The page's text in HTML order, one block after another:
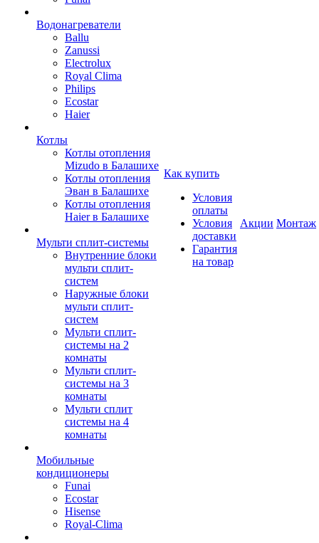
Водонагреватели
Ballu
Zanussi
Electrolux
Royal Clima
Philips
Ecostar
Haier
Котлы
Котлы отопления
Mizudo в Балашихе
Котлы отопления
Эван в Балашихе
Котлы отопления
Haier в Балашихе
Мульти сплит-системы
Внутренние блоки
мульти сплит-
систем
Наружные блоки
мульти сплит-
систем
Мульти сплит-
системы на 2
комнаты
Мульти сплит-
системы на 3
комнаты
Мульти сплит
системы на 4
комнаты
Мобильные
кондиционеры
Funai
Ecostar
Hisense
Royal-Clima
Как купить
Условия
оплаты
Условия
доставки
Гарантия
на товар
Акции Монтаж